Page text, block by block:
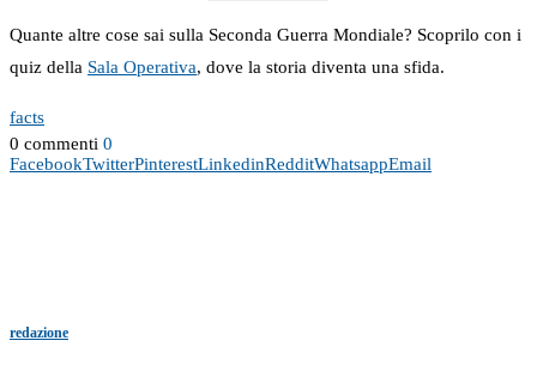
Quante altre cose sai sulla Seconda Guerra Mondiale? Scoprilo con i
quiz della Sala Operativa, dove la storia diventa una sfida.
facts
0 commenti 0
FacebookTwitterPinterestLinkedinRedditWhatsappEmail
redazione